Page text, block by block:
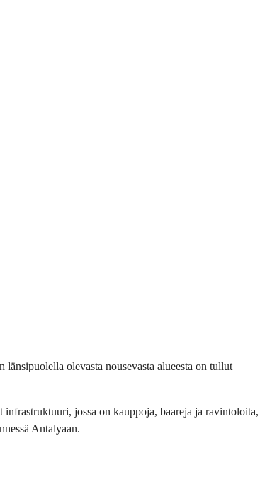
olevasta nousevasta alueesta on tullut
jossa on kauppoja, baareja ja ravintoloita,
Antalyaan.